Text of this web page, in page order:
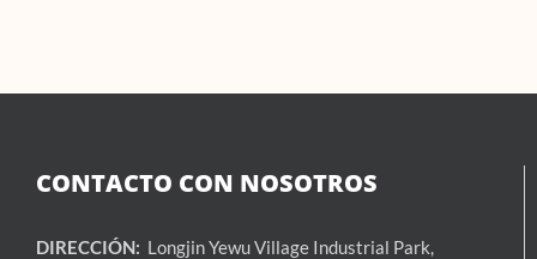
CONTACTO CON NOSOTROS
DIRECCIÓN: Longjin Yewu Village Industrial Park,